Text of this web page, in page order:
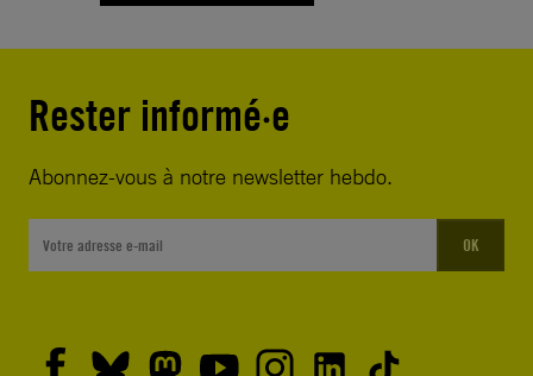
Rester informé·e
Abonnez-vous à notre newsletter hebdo.
OK